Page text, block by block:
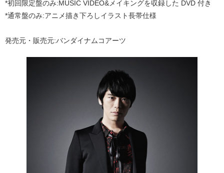
*初回限定盤のみ:MUSIC VIDEO&メイキングを収録した DVD 付き
*通常盤のみ:アニメ描き下ろしイラスト長帯仕様
発売元・販売元:バンダイナムコアーツ